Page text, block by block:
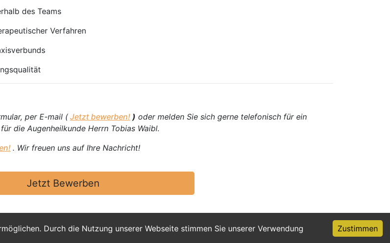
Durch die Nutzung unserer Webseite stimmen Sie unserer Verwendung
Zustimmen
des Teams
Verfahren
per E-mail ( Jetzt bewerben! ) oder melden Sie sich gerne telefonisch für ein
die Augenheilkunde Herrn Tobias Waibl.
. Wir freuen uns auf Ihre Nachricht!
Jetzt Bewerben